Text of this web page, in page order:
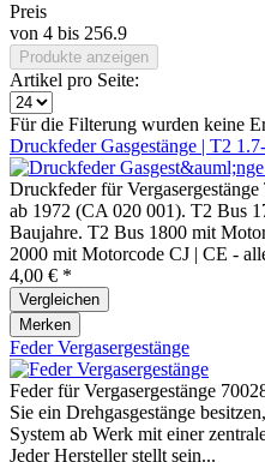
Preis
von 4 bis 256.9
Produkte anzeigen
Artikel pro Seite:
Für die Filterung wurden keine
Druckfeder Gasgestänge | T2
Druckfeder für
ab 1972 (CA 020 001). T2 Bus
Baujahre. T2 Bus 1800 mit
2000 mit Motorcode CJ | CE -
4,00 € *
Vergleichen
Merken
Feder Vergasergestänge
Feder für Vergasergestänge
Sie ein Drehgasgestänge
System ab Werk mit einer
Jeder Hersteller stellt sein...